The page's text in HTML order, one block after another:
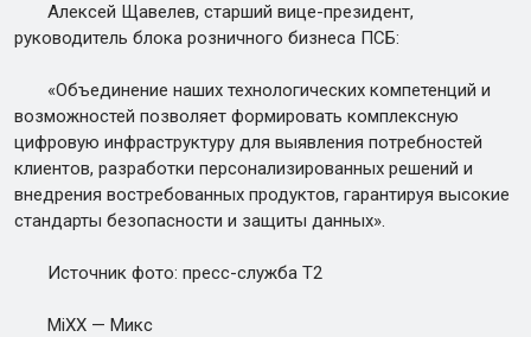
Алексей Щавелев, старший вице-президент,
руководитель блока розничного бизнеса ПСБ:
«Объединение наших технологических компетенций и
возможностей позволяет формировать комплексную
цифровую инфраструктуру для выявления потребностей
клиентов, разработки персонализированных решений и
внедрения востребованных продуктов, гарантируя высокие
стандарты безопасности и защиты данных».
Источник фото: пресс-служба T2
MiXX — Микс